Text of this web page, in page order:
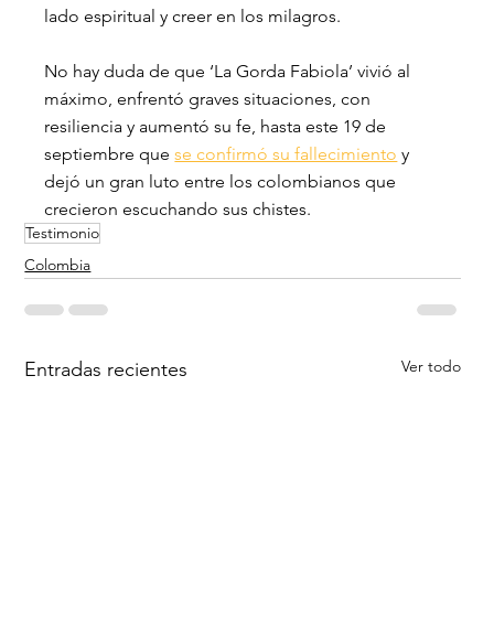
lado espiritual y creer en los milagros.
No hay duda de que ‘La Gorda Fabiola’ vivió al
máximo, enfrentó graves situaciones, con
resiliencia y aumentó su fe, hasta este 19 de
septiembre que se confirmó su fallecimiento y
dejó un gran luto entre los colombianos que
crecieron escuchando sus chistes.
Testimonio
Colombia
Entradas recientes Ver todo